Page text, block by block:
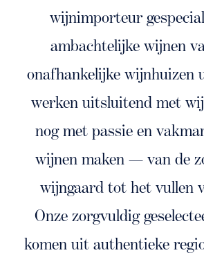
wijnimporteur
ambachtelijke wijnen
onafhankelijke wijnhuizen
werken uitsluitend met
nog met passie en
wijnen maken — van de
wijngaard tot het vullen
Onze zorgvuldig
komen uit authentieke